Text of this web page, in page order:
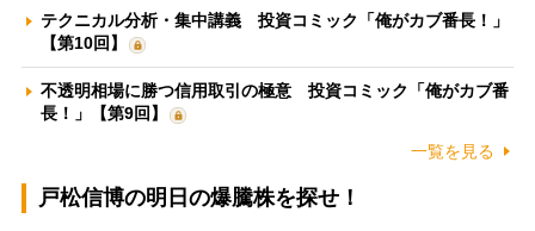
テクニカル分析・集中講義 投資コミック「俺がカブ番長！」
【第10回】
不透明相場に勝つ信用取引の極意 投資コミック「俺がカブ番
長！」【第9回】
一覧を見る
戸松信博の明日の爆騰株を探せ！